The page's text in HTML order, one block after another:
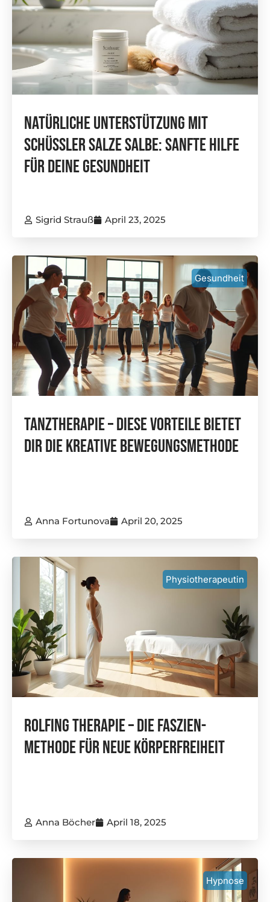
Natürliche Unterstützung Mit
Schüssler Salze Salbe: Sanfte Hilfe
Für Deine Gesundheit
Sigrid Strauß April 23, 2025
Gesundheit
Tanztherapie – Diese Vorteile Bietet
Dir Die Kreative Bewegungsmethode
Anna Fortunova April 20, 2025
Physiotherapeutin
Rolfing Therapie – Die Faszien-
Methode Für Neue Körperfreiheit
Anna Böcher April 18, 2025
Hypnose